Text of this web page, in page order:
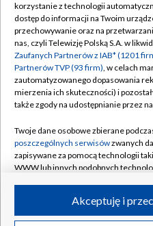
Abonament TVP
Emisja w TVP
Centrum informacji TVP
Naziemna Telewizja
Rada Programowa
System NOS
Informacje o nadawcy
Program dla prasy
Polityka
©2026 Telewizja
korzystanie z technologii
dostęp do informacji na Twoim
przechowywanie oraz na
nas, czyli Telewizję Polską S.A. w
Zaufanych Partnerów z IAB* (1201
Partnerów TVP (93 firm), w celach
zautomatyzowanego dopasowania
mierzenia ich skuteczności) i
także zgody na udostępnianie przez
Twoje dane osobowe zbierane
poszczególnych serwisówzwanych
zapisywane za pomocą technologii
WWW lub innych podobnych
ruchu w Internecie.Akceptuję i